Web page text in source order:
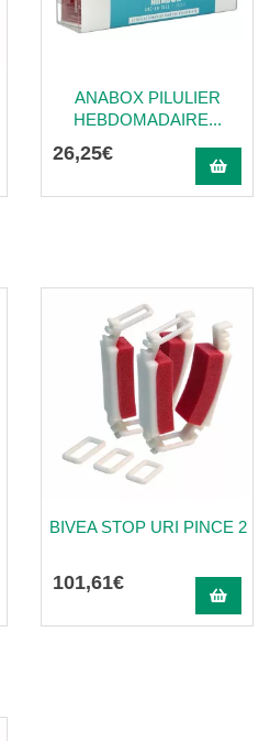
ANABOX PILULIER
HEBDOMADAIRE...
26,25€
BIVEA STOP URI PINCE 2
101,61€